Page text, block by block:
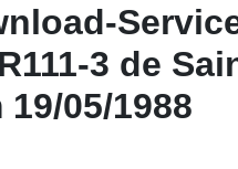
3 de
05/1988